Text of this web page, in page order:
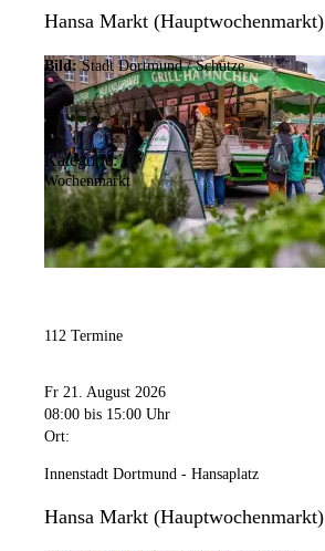
Hansa Markt (Hauptwochenmarkt)
Bild: Stadt Dortmund / Schütze
Kategorie:
Wochenmarkt
112 Termine
Fr 21. August 2026
08:00 bis 15:00 Uhr
Ort:
Innenstadt Dortmund - Hansaplatz
Hansa Markt (Hauptwochenmarkt)